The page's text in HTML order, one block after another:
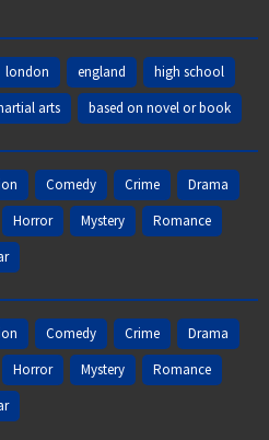
london england
high school
arts based on novel or book
Comedy Crime
Drama
Horror Mystery
Romance
Comedy Crime
Drama
Horror Mystery
Romance